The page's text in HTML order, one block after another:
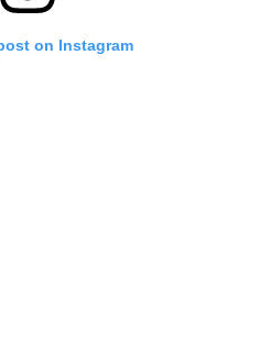
on Instagram